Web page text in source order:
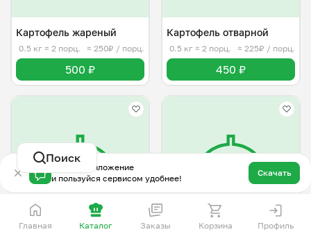
Поиск
Картофель жареный
0.5 кг ≈ 2 порц. ≈ 250₽ / порц.
500 ₽
Картофель отварной
0.5 кг ≈ 2 порц. ≈ 225₽ / порц.
450 ₽
5.0(1)
Скачай приложение
и пользуйся сервисом удобнее!
Скачать
Главная Каталог Заказы Корзина Профиль